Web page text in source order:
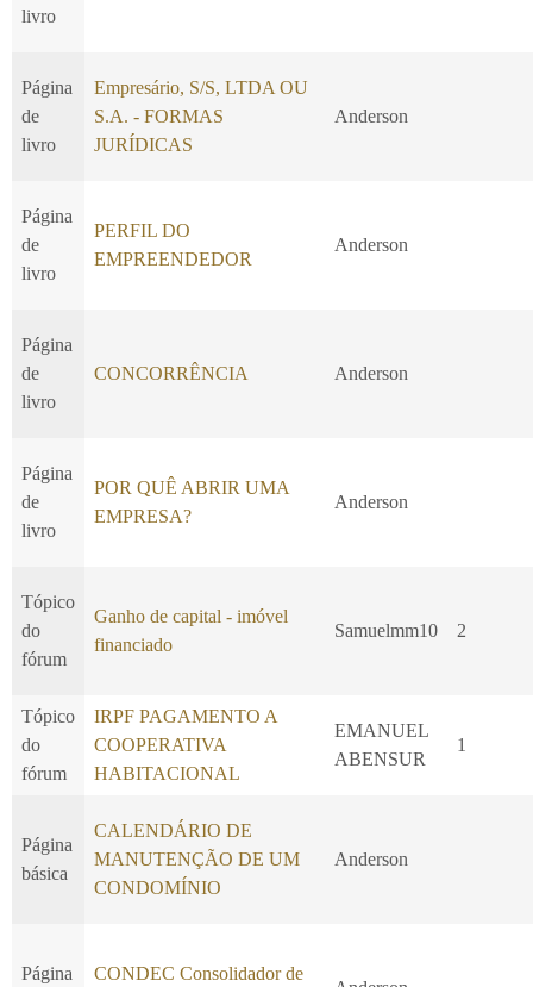
livro
Página
de
livro
Empresário, S/S, LTDA OU
S.A. - FORMAS
JURÍDICAS
Anderson
Página
de
livro
PERFIL DO
EMPREENDEDOR
Anderson
Página
de
livro
CONCORRÊNCIA Anderson
Página
de
livro
POR QUÊ ABRIR UMA
EMPRESA?
Anderson
Tópico
do
fórum
Ganho de capital - imóvel
financiado
Samuelmm10 2
Tópico
do
fórum
IRPF PAGAMENTO A
COOPERATIVA
HABITACIONAL
EMANUEL
ABENSUR
1
Página
básica
CALENDÁRIO DE
MANUTENÇÃO DE UM
CONDOMÍNIO
Anderson
Página CONDEC Consolidador de